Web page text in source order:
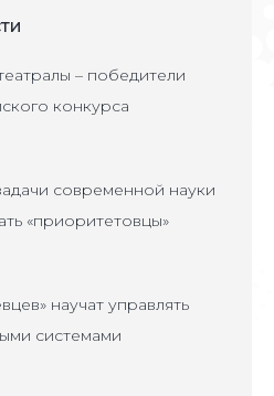
– победители
конкурса
современной науки
«приоритетовцы»
научат управлять
системами